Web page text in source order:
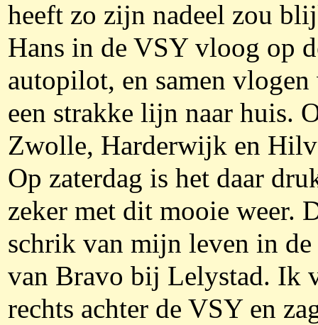
heeft zo zijn nadeel zou
Hans in de VSY vloog op
autopilot, en samen vlogen
een strakke lijn naar huis.
Zwolle, Harderwijk en
Op zaterdag is het daar
zeker met dit mooie weer.
schrik van mijn leven in
van Bravo bij Lelystad. Ik
rechts achter de VSY en